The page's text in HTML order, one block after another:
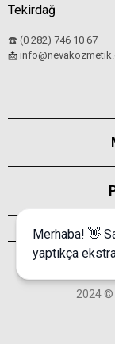
Tekirdağ
☎️ (0 282) 746 10 67
📩
2024 ©
Merhaba! 👋
yaptıkça